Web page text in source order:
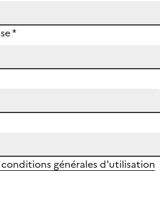
*
conditions générales d'utilisation